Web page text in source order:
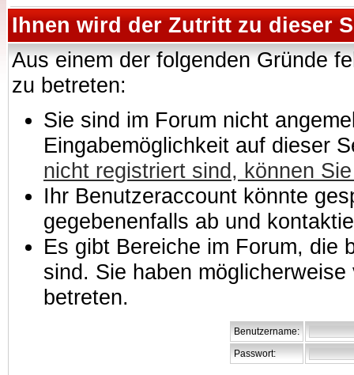
Ihnen wird der Zutritt zu dieser
Aus einem der folgenden Gründe
zu betreten:
Sie sind im Forum nicht
Eingabemöglichkeit auf dieser
nicht registriert sind, können
Ihr Benutzeraccount könnte
gegebenenfalls ab und
Es gibt Bereiche im Forum, die
sind. Sie haben
betreten.
Benutzername:
Passwort: